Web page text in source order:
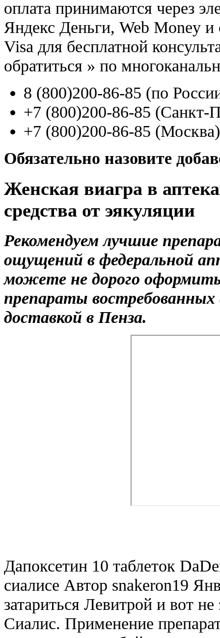
оплата принимаются через
Яндекс Деньги, Web Money и
Visa для бесплатной
обратиться » по
8 (800)200-86-85 (по
+7 (800)200-86-85 (Санкт-
+7 (800)200-86-85 (Москва)
Обязательно назовите
Женская виагра в
средства от эякуляции
Рекомендуем лучшие
ощущений в федеральной
можете не дорого
препараты
доставкой в Пенза.
Дапоксетин 10 таблеток
сиалисе Автор snakeron19
затариться Левитрой и вот
Сиалис. Применение